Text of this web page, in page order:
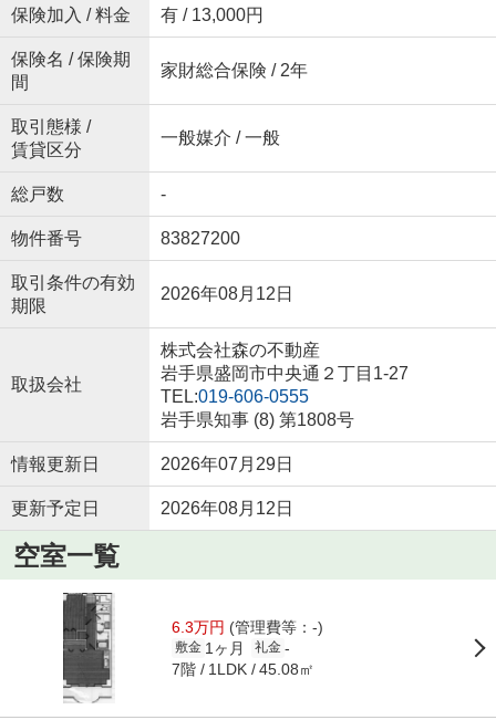
保険加入 / 料金 有 / 13,000円
保険名 / 保険期
間
家財総合保険 / 2年
取引態様 /
賃貸区分
一般媒介 / 一般
総戸数 -
物件番号 83827200
取引条件の有効
期限
2026年08月12日
取扱会社
株式会社森の不動産
岩手県盛岡市中央通２丁目1-27
TEL:019-606-0555
岩手県知事 (8) 第1808号
情報更新日 2026年07月29日
更新予定日 2026年08月12日
空室一覧
6.3万円 (管理費等：-)
敷金 1ヶ月 礼金 -
7階 1LDK 45.08㎡